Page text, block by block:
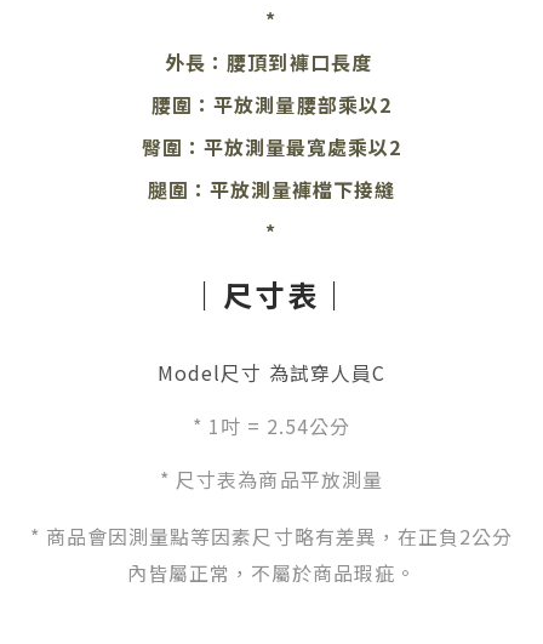
*
外長：腰頂到褲口長度
腰圍：平放測量腰部乘以2
臀圍：平放測量最寬處乘以2
腿圍：平放測量褲檔下接縫
*
｜尺寸表｜
Model尺寸 為試穿人員C
* 1吋 = 2.54公分
* 尺寸表為商品平放測量
* 商品會因測量點等因素尺寸略有差異，在正負2公分
內皆屬正常，不屬於商品瑕疵。